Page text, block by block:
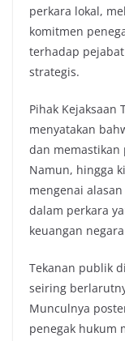
perkara lokal,
komitmen
terhadap
strategis.
Pihak Kejaksaan
menyatakan
dan
Namun, hingga
mengenai
dalam perkara
keuangan
Tekanan publik
seiring
Munculnya
penegak hukum